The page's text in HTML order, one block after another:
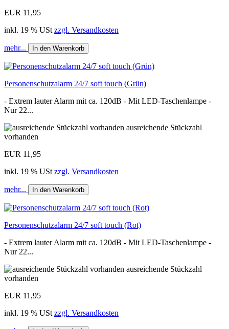
EUR 11,95
inkl. 19 % USt zzgl. Versandkosten
mehr... In den Warenkorb
Personenschutzalarm 24/7 soft touch (Grün)
- Extrem lauter Alarm mit ca. 120dB - Mit LED-Taschenlampe -
Nur 22...
ausreichende Stückzahl
vorhanden
EUR 11,95
inkl. 19 % USt zzgl. Versandkosten
mehr... In den Warenkorb
Personenschutzalarm 24/7 soft touch (Rot)
- Extrem lauter Alarm mit ca. 120dB - Mit LED-Taschenlampe -
Nur 22...
ausreichende Stückzahl
vorhanden
EUR 11,95
inkl. 19 % USt zzgl. Versandkosten